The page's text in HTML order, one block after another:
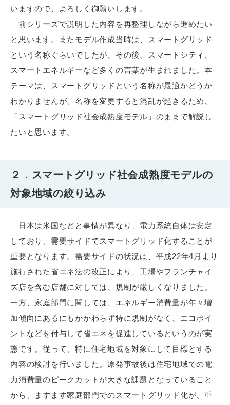
いますので、よろしく御願いします。
前シリーズで説明した内容を再整理しながら進めたい
と思います。またモデル作成当時は、スマートグリッド
という名称ぐらいでしたが、その後、スマートシティ、
スマートエネルギーなど多くの言葉が生まれました。本
テーマは、スマートグリッドという名称が最適かどうか
わかりませんが、名称を変更すると混乱が起きるため、
「スマートグリッド社会成熟度モデル」のままで解説し
たいと思います。
２．スマートグリッド社会成熟度モデルの
対象地域の絞り込み
日本は米国などと事情が異なり、電力系統自体は安定
しており、需要サイドでスマートグリッド化することが
重要となります。需要サイドの状況は、平成22年4月より
施行された省エネ法の改正により、工場やフランチャイ
ズ店を含む店舗に対しては、規制が厳しくなりました。
一方、家庭部門に関しては、エネルギー消費量が年々増
加傾向にあるにもかかわらず特に規制がなく、エコポイ
ントなどを付与して省エネを促進しているというのが実
態です。従って、特に住宅地域を対象にして目標とする
内容の検討を行いました。原発事故後は住宅地域での電
力消費量のピークカットが大きな課題となっていること
から、ますます家庭部門でのスマートグリッド化が、重